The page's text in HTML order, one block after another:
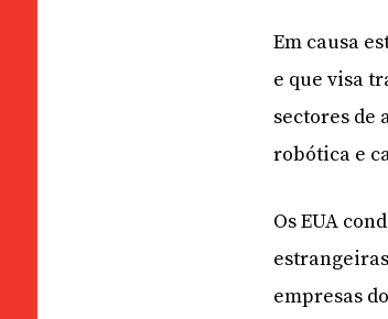
Em causa
e que visa
sectores
robótica e
Os EUA
empresas